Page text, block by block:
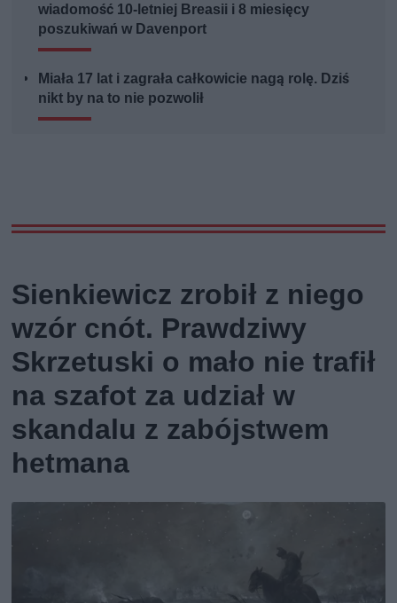
wiadomość 10-letniej Breasii i 8 miesięcy
poszukiwań w Davenport
Miała 17 lat i zagrała całkowicie nagą rolę. Dziś
nikt by na to nie pozwolił
Sienkiewicz zrobił z niego
wzór cnót. Prawdziwy
Skrzetuski o mało nie trafił
na szafot za udział w
skandalu z zabójstwem
hetmana